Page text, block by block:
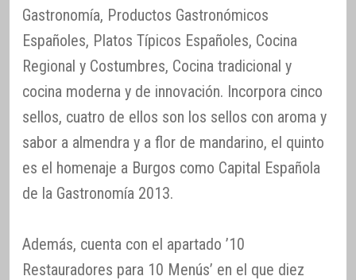
Gastronomía, Productos Gastronómicos
Españoles, Platos Típicos Españoles, Cocina
Regional y Costumbres, Cocina tradicional y
cocina moderna y de innovación. Incorpora cinco
sellos, cuatro de ellos son los sellos con aroma y
sabor a almendra y a flor de mandarino, el quinto
es el homenaje a Burgos como Capital Española
de la Gastronomía 2013.
Además, cuenta con el apartado ’10
Restauradores para 10 Menús’ en el que diez